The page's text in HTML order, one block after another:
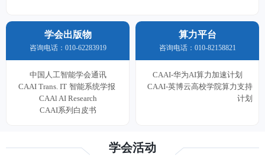
学会出版物
咨询电话：010-62283919
中国人工智能学会通讯
CAAI Trans. IT 智能系统学报
CAAl AI Research
CAAI系列白皮书
算力平台
咨询电话：010-82158821
CAAI-华为AI算力加速计划
CAAI-英博云高校学院算力支持
计划
学会活动